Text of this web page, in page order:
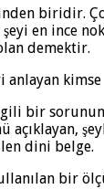
biridir.
en ince
demektir.
anlayan kimse
bir
açıklayan,
dini belge.
bir